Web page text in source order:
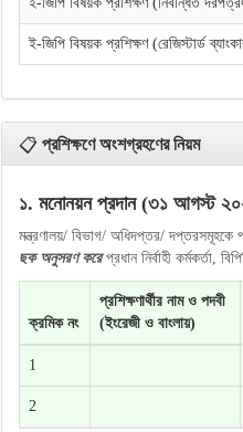
ই-জিপি বিষয়ক প্রশিক্ষণ (রেজিস্টার্ড
📋 প্রশিক্ষণে অংশগ্রহণের নিয়ম
১. মনোনয়ন প্রদান (৩১ আগস্ট
মন্ত্রণালয়/ বিভাগ/ অধিদপ্তর/ দপ্তরসমূহকে
ছক অনুসরণ করেপ্রধান নির্বাহী কর্মকর্তা,
ক্রমিক নং
প্রশিক্ষণার্থীর নাম ও পদবী
(ইংরেজী ও বাংলায়)
1
2